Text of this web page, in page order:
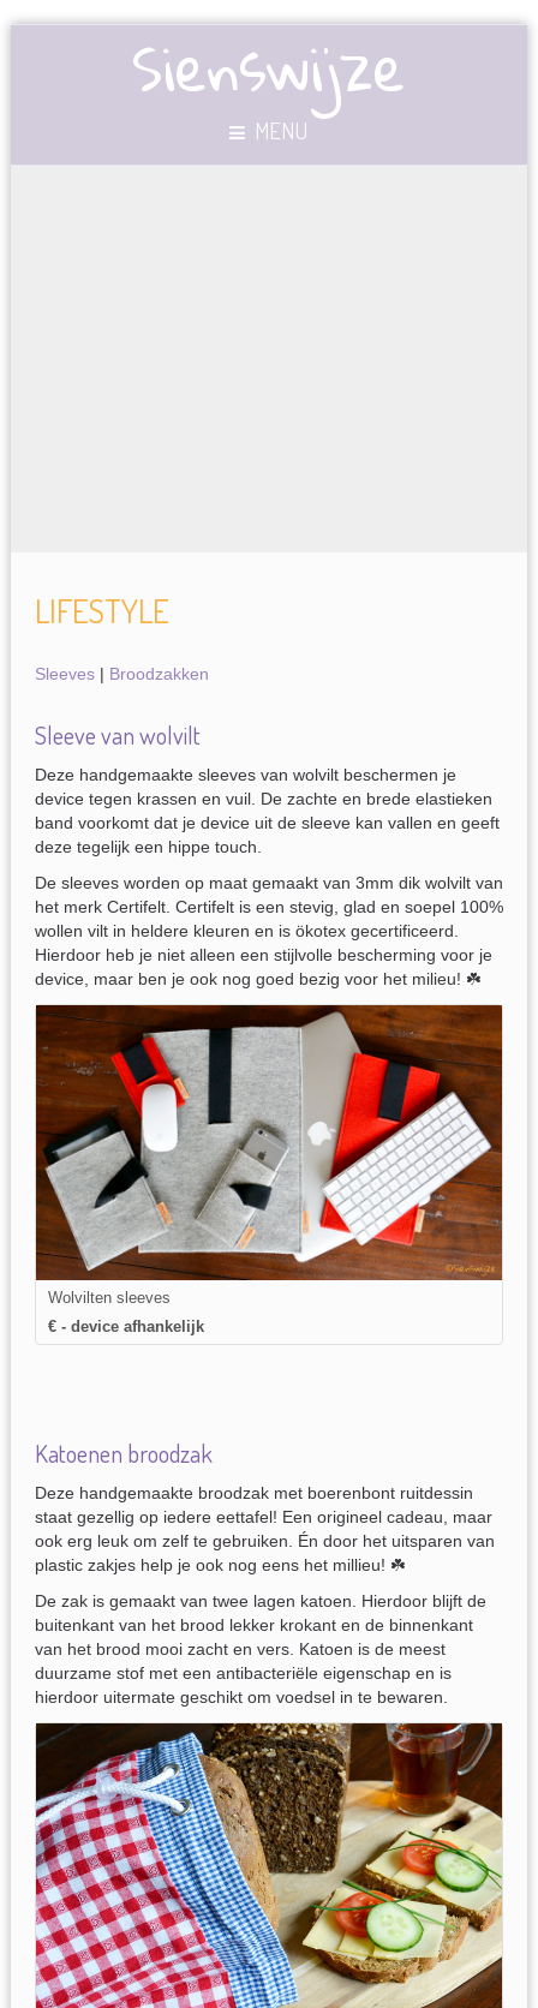
Sienswijze
MENU
LIFESTYLE
Sleeves| Broodzakken
Sleeve van wolvilt
Deze handgemaakte sleeves van wolvilt beschermen je
device tegen krassen en vuil. De zachte en brede elastieken
band voorkomt dat je device uit de sleeve kan vallen en geeft
deze tegelijk een hippe touch.
De sleeves worden op maat gemaakt van 3mm dik wolvilt van
het merk Certifelt. Certifelt is een stevig, glad en soepel 100%
wollen vilt in heldere kleuren en is ökotex gecertificeerd.
Hierdoor heb je niet alleen een stijlvolle bescherming voor je
device, maar ben je ook nog goed bezig voor het milieu! ☘️
Wolvilten sleeves
€ - device afhankelijk
Katoenen broodzak
Deze handgemaakte broodzak met boerenbont ruitdessin
staat gezellig op iedere eettafel! Een origineel cadeau, maar
ook erg leuk om zelf te gebruiken. Én door het uitsparen van
plastic zakjes help je ook nog eens het millieu! ☘️
De zak is gemaakt van twee lagen katoen. Hierdoor blijft de
buitenkant van het brood lekker krokant en de binnenkant
van het brood mooi zacht en vers. Katoen is de meest
duurzame stof met een antibacteriële eigenschap en is
hierdoor uitermate geschikt om voedsel in te bewaren.